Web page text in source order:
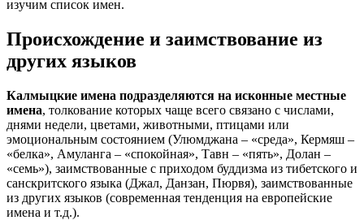
изучим список имен.
Происхождение и заимствование из
других языков
Калмыцкие имена подразделяются на исконные местные
имена, толкование которых чаще всего связано с числами,
днями недели, цветами, животными, птицами или
эмоциональным состоянием (Улюмджана – «среда», Кермяш –
«белка», Амуланга – «спокойная», Тавн – «пять», Долан –
«семь»), заимствованные с приходом буддизма из тибетского и
санскритского языка (Джал, Данзан, Пюрвя), заимствованные
из других языков (современная тенденция на европейские
имена и т.д.).